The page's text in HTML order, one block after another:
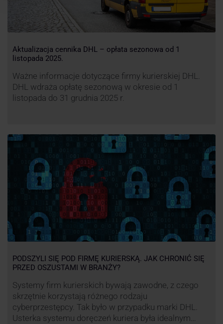
Aktualizacja cennika DHL – opłata sezonowa od 1
listopada 2025.
Ważne informacje dotyczące firmy kurierskiej DHL.
DHL wdraża opłatę sezonową w okresie od 1
listopada do 31 grudnia 2025 r.
PODSZYLI SIĘ POD FIRMĘ KURIERSKĄ. JAK CHRONIĆ SIĘ
PRZED OSZUSTAMI W BRANŻY?
Systemy firm kurierskich bywają zawodne, z czego
skrzętnie korzystają różnego rodzaju
cyberprzestępcy. Tak było w przypadku marki DHL.
Usterka systemu doręczeń kuriera była idealnym